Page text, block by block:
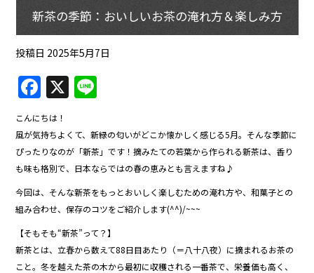
新茶の季節：おいしいお茶の淹れ方＆楽しみ方
投稿日 2025年5月7日
F
a
c
e
b
o
o
k
X
e
こんにちは！
風が気持ちよくて、新緑の匂いがどこか懐かしく感じる5月。そんな季節に
ぴったりなのが「新茶」です！摘みたての若葉から作られる新茶は、香り
も味も格別で、日本ならではの春の恵みとも言えますね♪
今回は、そんな新茶をもっとおいしく楽しむための淹れ方や、和菓子との
組み合わせ、保存のコツをご紹介します(^^)/~~~
【そもそも“新茶”って？】
新茶とは、立春から数えて88日目あたり（＝八十八夜）に摘まれるお茶の
こと。冬を越えた茶の木から最初に収穫される一番茶で、栄養価も高く、